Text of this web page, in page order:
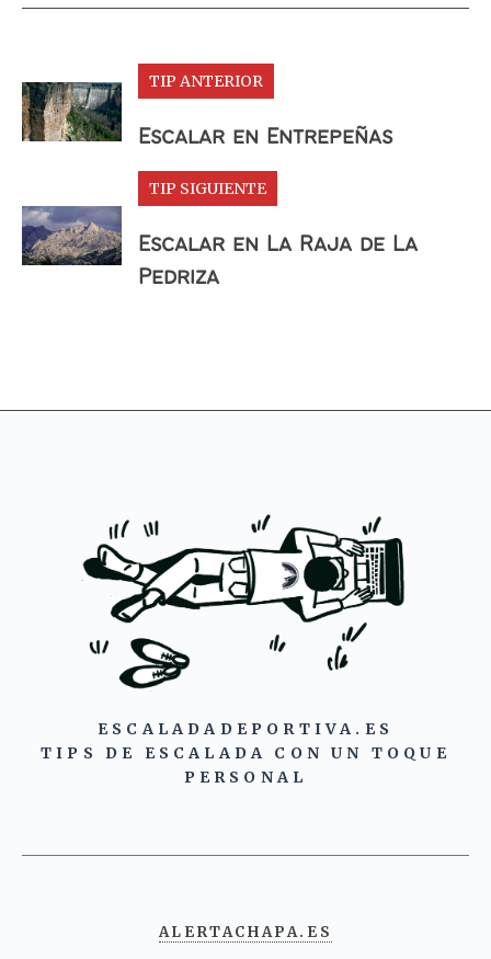
TIP ANTERIOR
Escalar en Entrepeñas
TIP SIGUIENTE
Escalar en La Raja de La
Pedriza
ESCALADADEPORTIVA.ES
TIPS DE ESCALADA CON UN TOQUE
PERSONAL
ALERTACHAPA.ES